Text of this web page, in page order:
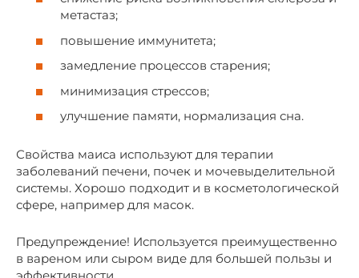
метастаз;
повышение иммунитета;
замедление процессов старения;
минимизация стрессов;
улучшение памяти, нормализация сна.
Свойства маиса используют для терапии
заболеваний печени, почек и мочевыделительной
системы. Хорошо подходит и в косметологической
сфере, например для масок.
Предупреждение! Используется преимущественно
в вареном или сыром виде для большей пользы и